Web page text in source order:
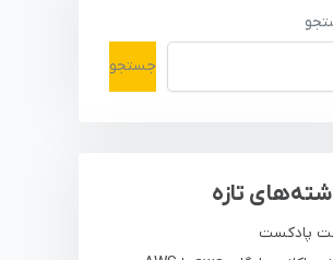
جستجو
تازه
پادکست